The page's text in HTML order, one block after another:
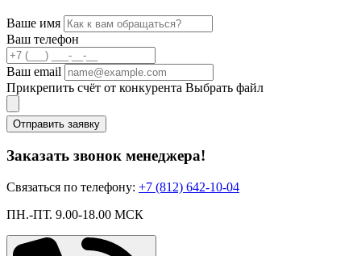
Ваше имя
Ваш телефон
Ваш email
Прикрепить счёт от конкурента Выбрать файл
Отправить заявку
Заказать звонок менеджера!
Связаться по телефону: +7 (812) 642-10-04
ПН.-ПТ. 9.00-18.00 МСК